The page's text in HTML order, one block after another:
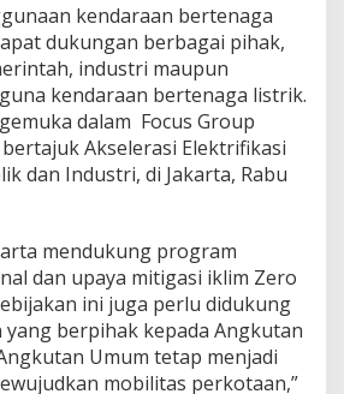
kendaraan bertenaga
dukungan berbagai pihak,
industri maupun
kendaraan bertenaga listrik.
dalam Focus Group
bertajuk Akselerasi Elektrifikasi
dan Industri, di Jakarta, Rabu
mendukung program
dan upaya mitigasi iklim Zero
ini juga perlu didukung
berpihak kepada Angkutan
Umum tetap menjadi
mobilitas perkotaan,”